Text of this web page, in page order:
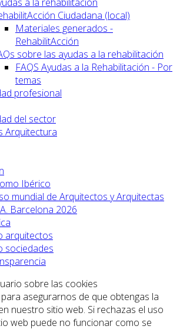
Ciudadana (local)
Materiales generados -
RehabilitAcción
sobre las ayudas a la rehabilitación
FAQS Ayudas a la Rehabilitación - Por
temas
profesional
del sector
Arquitectura
Ibérico
mundial de Arquitectos y Arquitectas
Barcelona 2026
arquitectos
sociedades
sobre las cookies
asegurarnos de que obtengas la
nuestro sitio web. Si rechazas el uso
web puede no funcionar como se